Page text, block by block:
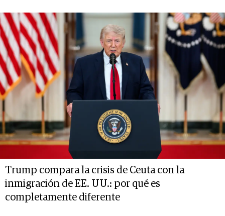
Trump compara la crisis de Ceuta con la
inmigración de EE. UU.: por qué es
completamente diferente